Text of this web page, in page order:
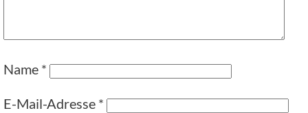
Name *
E-Mail-Adresse *